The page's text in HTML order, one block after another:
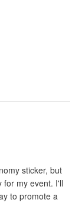
sticker, but
for my event. I'll
to promote a